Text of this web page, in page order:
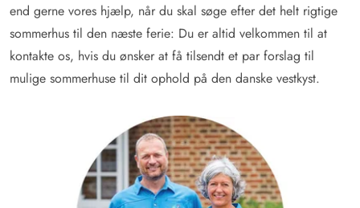
end gerne vores hjælp, når du skal søge efter det helt rigtige
sommerhus til den næste ferie: Du er altid velkommen til at
kontakte os, hvis du ønsker at få tilsendt et par forslag til
mulige sommerhuse til dit ophold på den danske vestkyst.